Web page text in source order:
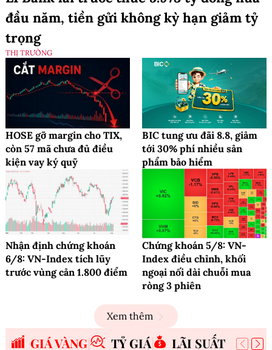
đầu năm, tiền gửi không kỳ hạn giảm tỷ
trọng
THỊ TRƯỜNG
HOSE gỡ margin cho TIX,
còn 57 mã chưa đủ điều
kiện vay ký quỹ
BIC tung ưu đãi 8.8, giảm
tới 30% phí nhiều sản
phẩm bảo hiểm
Nhận định chứng khoán
6/8: VN-Index tích lũy
trước vùng cản 1.800 điểm
Chứng khoán 5/8: VN-
Index điều chỉnh, khối
ngoại nối dài chuỗi mua
ròng 3 phiên
Xem thêm
GIÁ VÀNG TỶ GIÁ LÃI SUẤT